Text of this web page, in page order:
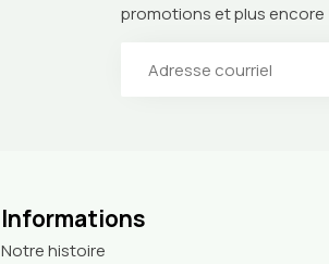
promotions et plus encore
Informations
Notre histoire